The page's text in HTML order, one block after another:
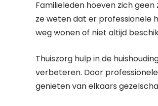
Familieleden hoeven zich
ze weten dat er professionele
weg wonen of niet altijd
Thuiszorg hulp in de
verbeteren. Door
genieten van elkaars